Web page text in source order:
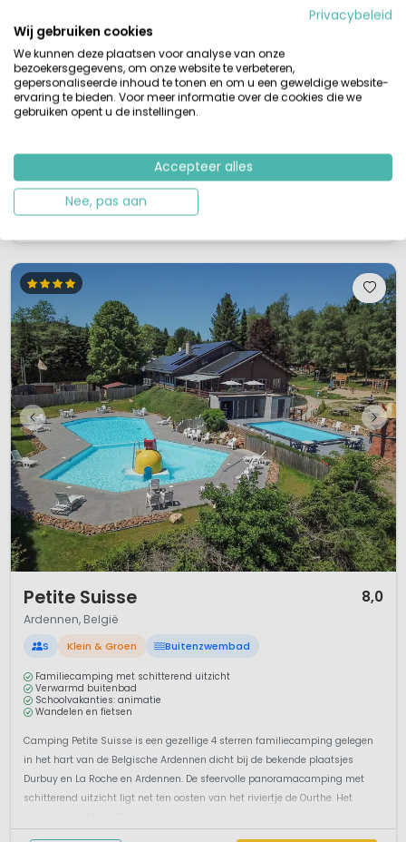
Ca. 1 km van het strand en zee
Ideaal gelegen aan de Belgische kust
Leuke animatie
De Belgische viersterrencamping Westende is zeer geliefd door zijn ligging,
vakantiesfeer, vooral door de heerlijke zilte wind en de omliggende
duinen.Een fijne camping voor het hele gezinOp deze middelgrote camping
Bekijk details
Petite Suisse 8,0
Ardennen, België
S Klein & Groen Buitenzwembad
Familiecamping met schitterend uitzicht
Verwarmd buitenbad
Schoolvakanties: animatie
Wandelen en fietsen
Camping Petite Suisse is een gezellige 4 sterren familiecamping gelegen
in het hart van de Belgische Ardennen dicht bij de bekende plaatsjes
Durbuy en La Roche en Ardennen. De sfeervolle panoramacamping met
schitterend uitzicht ligt net ten oosten van het riviertje de Ourthe. Het
Privacybeleid
Wij gebruiken cookies
We kunnen deze plaatsen voor analyse van onze
bezoekersgegevens, om onze website te verbeteren,
gepersonaliseerde inhoud te tonen en om u een geweldige website-
ervaring te bieden. Voor meer informatie over de cookies die we
gebruiken opent u de instellingen.
Accepteer alles
Nee, pas aan